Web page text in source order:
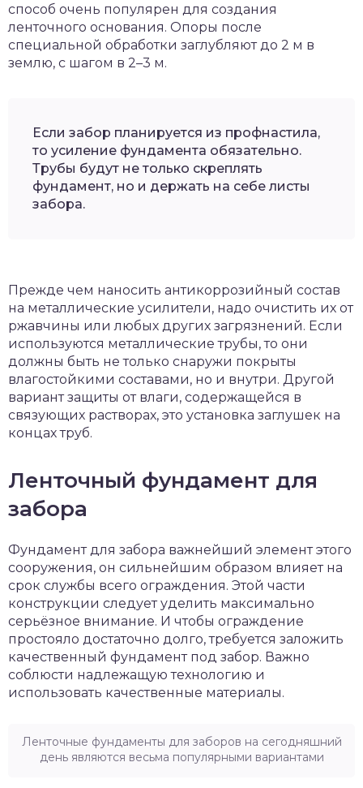
способ очень популярен для создания
ленточного основания. Опоры после
специальной обработки заглубляют до 2 м в
землю, с шагом в 2–3 м.
Если забор планируется из профнастила,
то усиление фундамента обязательно.
Трубы будут не только скреплять
фундамент, но и держать на себе листы
забора.
Прежде чем наносить антикоррозийный состав
на металлические усилители, надо очистить их от
ржавчины или любых других загрязнений. Если
используются металлические трубы, то они
должны быть не только снаружи покрыты
влагостойкими составами, но и внутри. Другой
вариант защиты от влаги, содержащейся в
связующих растворах, это установка заглушек на
концах труб.
Ленточный фундамент для
забора
Фундамент для забора важнейший элемент этого
сооружения, он сильнейшим образом влияет на
срок службы всего ограждения. Этой части
конструкции следует уделить максимально
серьёзное внимание. И чтобы ограждение
простояло достаточно долго, требуется заложить
качественный фундамент под забор. Важно
соблюсти надлежащую технологию и
использовать качественные материалы.
Ленточные фундаменты для заборов на сегодняшний
день являются весьма популярными вариантами